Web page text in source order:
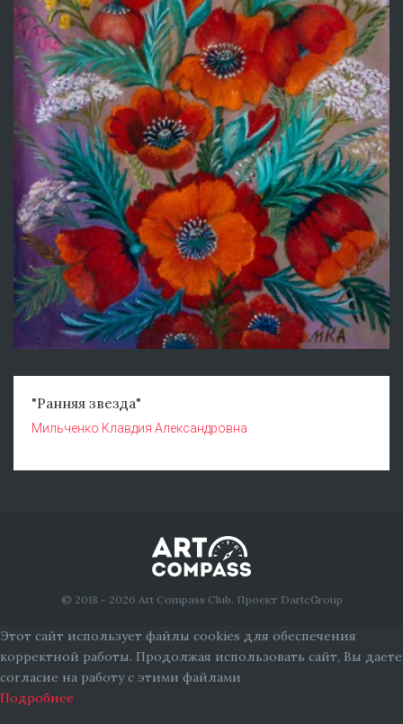
"Ранняя звезда"
Мильченко Клавдия Александровна
© 2018 - 2026 Art Compass Club. Проект DartcGroup
Этот сайт использует файлы cookies для обеспечения
корректной работы. Продолжая использовать сайт, Вы даете
согласие на работу с этими файлами
Подробнее